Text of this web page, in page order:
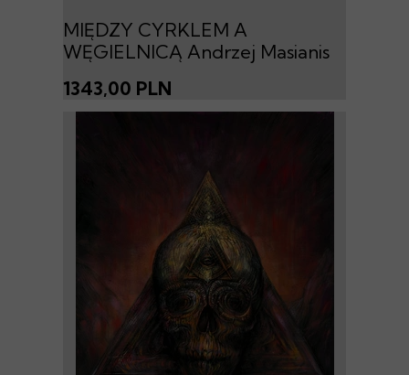
MIĘDZY CYRKLEM A
WĘGIELNICĄ Andrzej Masianis
1343,00 PLN